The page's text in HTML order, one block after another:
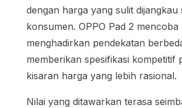
dengan harga yang sulit dijangkau
konsumen. OPPO Pad 2 mencoba
menghadirkan pendekatan
memberikan spesifikasi kompetitif
kisaran harga yang lebih rasional.
Nilai yang ditawarkan terasa